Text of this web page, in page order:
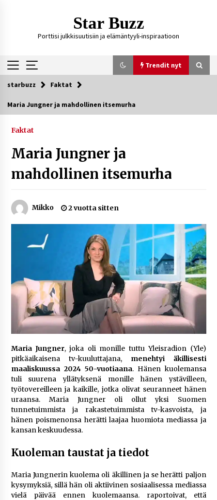
Star Buzz
Porttisi julkkisuutisiin ja elämäntyyli-inspiraatioon
Trendit nyt
Trendit nyt
Ali Leiniö vankila – mitä väitteistä tiedetään?
5 päivää sitten
Matti Koivisto toimittaja ikä – mitä Ylen
6 päivää sitten
Netflix, YouTube, TikTok, pelit ja nettikasinot
osana samaa ilmiötä
1 viikko sitten
Jaakko Selin puoliso Simo – pitkä
rakkaustarina, elämäntyö ja ura
2 viikkoa sitten
modernin maksuteknologian avulla
2 viikkoa sitten
Nina Rung – rikollisuuden tutkija ja väkivallan
ehkäisyn näkyvä ääni
2 viikkoa sitten
Pia Töyli – tapaus, joka jäi osaksi Suomen
3 viikkoa sitten
Online-kasinoiden mobiilipelialustojen kehitys
– asiantuntijalausunto
3 viikkoa sitten
starbuzz Faktat
Maria Jungner ja mahdollinen itsemurha
Faktat
Maria Jungner ja
mahdollinen itsemurha
Mikko 2 vuotta sitten
Maria Jungner, joka oli monille tuttu Yleisradion (Yle)
pitkäaikaisena tv-kuuluttajana, menehtyi äkillisesti
maaliskuussa 2024 50-vuotiaana. Hänen kuolemansa
tuli suurena yllätyksenä monille hänen ystävilleen,
työtovereilleen ja kaikille, jotka olivat seuranneet hänen
uraansa. Maria Jungner oli ollut yksi Suomen
tunnetuimmista ja rakastetuimmista tv-kasvoista, ja
hänen poismenonsa herätti laajaa huomiota mediassa ja
kansan keskuudessa.
Kuoleman taustat ja tiedot
Maria Jungnerin kuolema oli äkillinen ja se herätti paljon
kysymyksiä, sillä hän oli aktiivinen sosiaalisessa mediassa
vielä päivää ennen kuolemaansa. raportoivat, että